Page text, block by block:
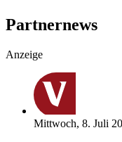
Partnernews
Anzeige
Mittwoch, 8. Juli